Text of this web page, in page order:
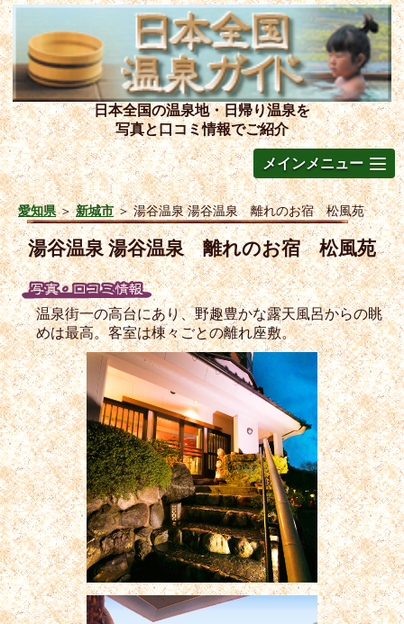
日本全国の温泉地・日帰り温泉を
写真と口コミ情報でご紹介
メインメニュー
愛知県＞新城市＞湯谷温泉 湯谷温泉 離れのお宿 松風苑
湯谷温泉 湯谷温泉 離れのお宿 松風苑
温泉街一の高台にあり、野趣豊かな露天風呂からの眺
めは最高。客室は棟々ごとの離れ座敷。